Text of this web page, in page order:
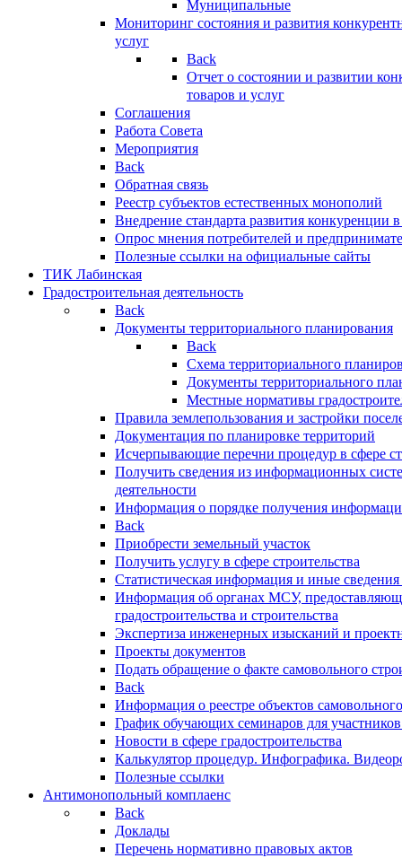
Муниципальные
Мониторинг состояния и развития
услуг
Back
Отчет о состоянии и развитии
товаров и услуг
Соглашения
Работа Совета
Мероприятия
Back
Обратная связь
Реестр субъектов естественных монополий
Внедрение стандарта развития конкуренции
Опрос мнения потребителей и
Полезные ссылки на официальные сайты
ТИК Лабинская
Градостроительная деятельность
Back
Документы территориального планирования
Back
Схема территориального
Документы территориального
Местные нормативы
Правила землепользования и застройки
Документация по планировке территорий
Исчерпывающие перечни процедур в сфере
Получить сведения из информационных
деятельности
Информация о порядке получения
Back
Приобрести земельный участок
Получить услугу в сфере строительства
Статистическая информация и иные сведения
Информация об органах МСУ,
градостроительства и строительства
Экспертиза инженерных изысканий и
Проекты документов
Подать обращение о факте самовольного
Back
Информация о реестре объектов
График обучающих семинаров для участников
Новости в сфере градостроительства
Калькулятор процедур. Инфографика.
Полезные ссылки
Антимонопольный комплаенс
Back
Доклады
Перечень нормативно правовых актов